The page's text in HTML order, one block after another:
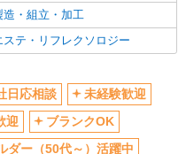
造・組立・加工
ステ・リフレクソロジー
日応相談
未経験歓迎
迎
ブランクOK
ダー（50代～）活躍中